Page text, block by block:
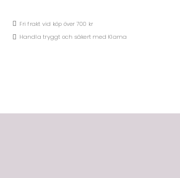
Fri frakt vid köp över 700 kr
Handla tryggt och säkert med Klarna